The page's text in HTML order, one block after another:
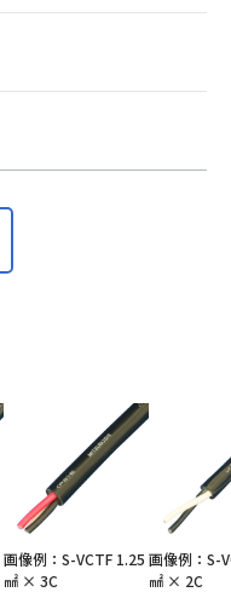
画像例：S-VCTF 1.25
㎟ × 3C
画像例：S-
㎟ × 2C